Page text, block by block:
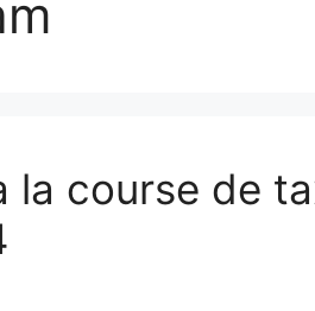
la course de